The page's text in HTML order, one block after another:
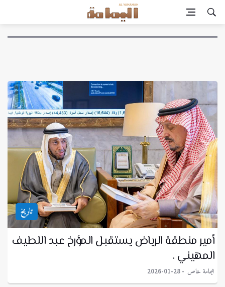
تاريخ
أمير منطقة الرياض يستقبل المؤرخ عبد اللطيف
المهيني .
اليمامة خاص 2026-01-28